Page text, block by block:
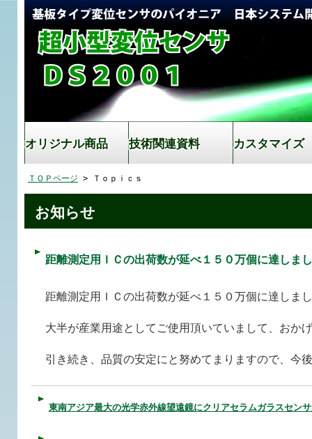
オリジナル商品 技術関連資料 カスタマイズ
ＴＯＰページ > Ｔｏｐｉｃｓ
お知らせ
距離測定用ＩＣの出荷数が延べ１５０万個に達しま
距離測定用ＩＣの出荷数が延べ１５０万個に達しま
大半が産業用途としてご使用頂いていまして、おか
引き続き、品質の安定にと努めてまりますので、今
東南アジア最大の光学赤外線望遠鏡にクリアセラムガラスセン